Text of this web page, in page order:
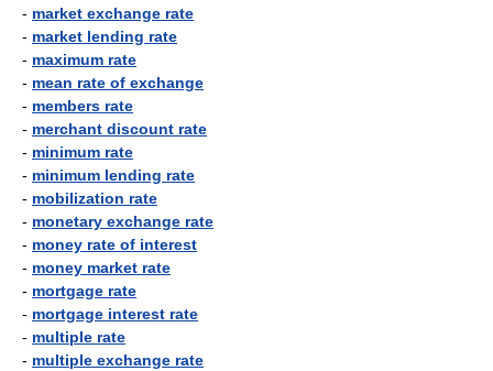
- market exchange rate
- market lending rate
- maximum rate
- mean rate of exchange
- members rate
- merchant discount rate
- minimum rate
- minimum lending rate
- mobilization rate
- monetary exchange rate
- money rate of interest
- money market rate
- mortgage rate
- mortgage interest rate
- multiple rate
- multiple exchange rate